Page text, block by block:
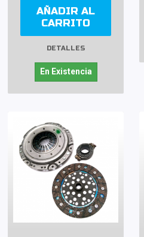
AÑADIR AL
CARRITO
DETALLES
En Existencia